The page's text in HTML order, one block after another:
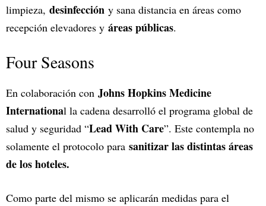
limpieza, desinfección y sana distancia en áreas como
recepción elevadores y áreas públicas.
Four Seasons
En colaboración con Johns Hopkins Medicine
International la cadena desarrolló el programa global de
salud y seguridad “Lead With Care”. Este contempla no
solamente el protocolo para sanitizar las distintas áreas
de los hoteles.
Como parte del mismo se aplicarán medidas para el